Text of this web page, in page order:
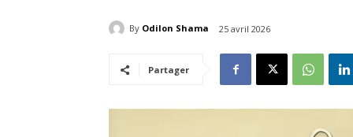
By Odilon Shama 25 avril 2026
Partager